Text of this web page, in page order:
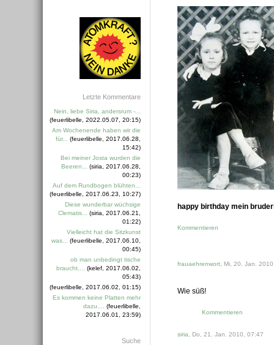
happy birthday mein
Kommentieren
frauaehrenwort , Mi, 20. Jan.
Wie süß!
Kommentieren
siria , Do, 21. Jan. 2010, 07:47
Letzte Kommentare
Nein, liebe Siria, andersrum -...
(feuerlibelle, 2022.05.07, 20:15)
Am Wochenende haben wir die
für...
(feuerlibelle, 2017.06.28,
15:42)
Bei meiner Josta wurden die
Beeren...
(siria, 2017.06.28,
00:23)
Auf dem Rundbogen blühten...
(feuerlibelle, 2017.06.23, 10:27)
Diese wunderbar wüchsige
Clematis...
(siria, 2017.06.21,
01:22)
Vielleicht hat die Sitzkunst
was...
(feuerlibelle, 2017.06.10,
00:45)
ob man unbedingt tische
braucht,...
(kelef, 2017.06.02,
05:43)
(feuerlibelle, 2017.06.02, 01:15)
Es kommen keine Platten mehr
dazu....
(feuerlibelle,
2017.06.01, 23:59)
Suche